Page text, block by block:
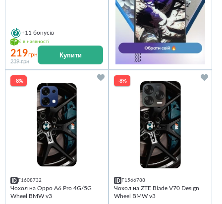
+11 бонусів
Є в наявності
219грн
239 грн
Купити
-8%
F1608732
Чохол на Oppo A6 Pro 4G/5G
Wheel BMW v3
-8%
F1566788
Чохол на ZTE Blade V70 Design
Wheel BMW v3